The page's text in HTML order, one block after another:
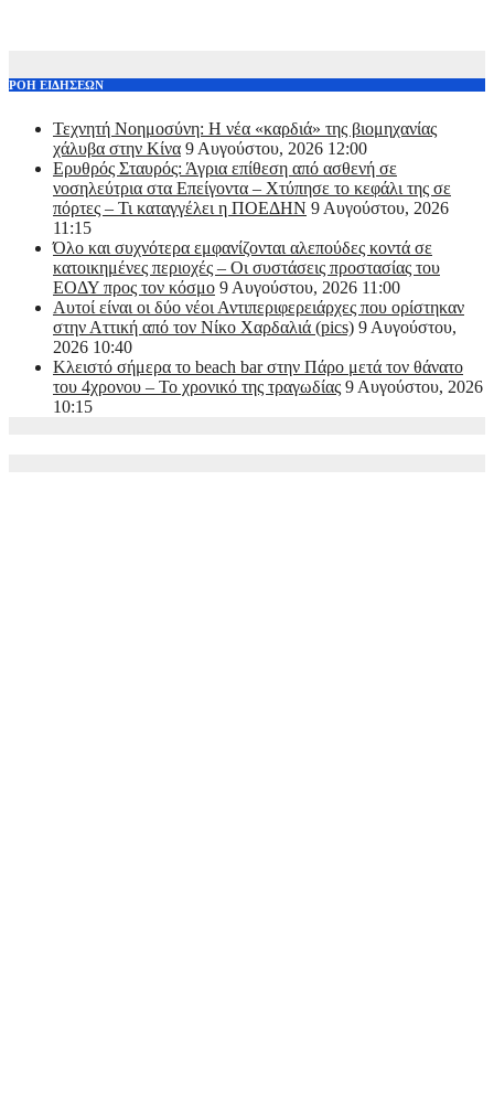
ΡΟΗ ΕΙΔΗΣΕΩΝ
Τεχνητή Νοημοσύνη: Η νέα «καρδιά» της βιομηχανίας
χάλυβα στην Κίνα 9 Αυγούστου, 2026 12:00
Ερυθρός Σταυρός: Άγρια επίθεση από ασθενή σε
νοσηλεύτρια στα Επείγοντα – Χτύπησε το κεφάλι της σε
πόρτες – Τι καταγγέλει η ΠΟΕΔΗΝ 9 Αυγούστου, 2026
11:15
Όλο και συχνότερα εμφανίζονται αλεπούδες κοντά σε
κατοικημένες περιοχές – Οι συστάσεις προστασίας του
ΕΟΔΥ προς τον κόσμο 9 Αυγούστου, 2026 11:00
Αυτοί είναι οι δύο νέοι Αντιπεριφερειάρχες που ορίστηκαν
στην Αττική από τον Νίκο Χαρδαλιά (pics) 9 Αυγούστου,
2026 10:40
Κλειστό σήμερα το beach bar στην Πάρο μετά τον θάνατο
του 4χρονου – Το χρονικό της τραγωδίας 9 Αυγούστου, 2026
10:15